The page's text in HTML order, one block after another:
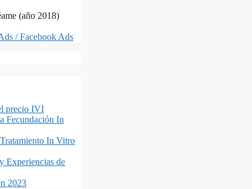
(año 2018)
/ Facebook Ads
precio IVI
Fecundación In
In Vitro
Experiencias de
2023